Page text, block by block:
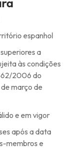
espanhol
a
às condições
2006 do
março de
e em vigor
após a data
membros e